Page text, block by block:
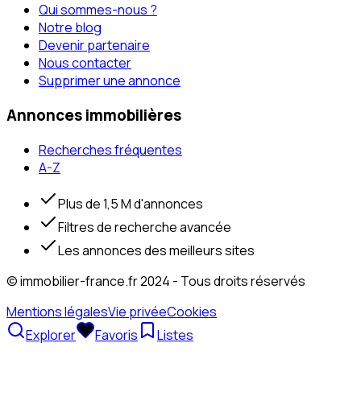
Qui sommes-nous ?
Notre blog
Devenir partenaire
Nous contacter
Supprimer une annonce
Annonces immobilières
Recherches fréquentes
A-Z
Plus de 1,5 M d'annonces
Filtres de recherche avancée
Les annonces des meilleurs sites
© immobilier-france.fr 2024 - Tous droits réservés
Mentions légalesVie privéeCookies
Explorer
Favoris Listes